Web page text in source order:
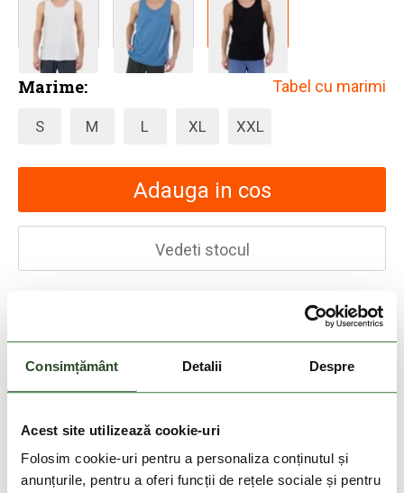
Consimțământ Detalii Despre
Acest site utilizează cookie-uri
Folosim cookie-uri pentru a personaliza conținutul și
anunțurile, pentru a oferi funcții de rețele sociale și pentru
DESCRIEREA PRODUSULUI
Marime: Tabel cu marimi
S M L XL XXL
Adauga in cos
Vedeti stocul
livrare in 2-3 zile lucratoare
Livrare gratuita la comenzi cu valoare de peste